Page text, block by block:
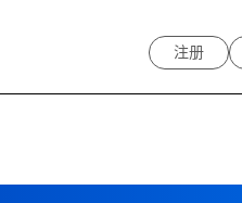
注册